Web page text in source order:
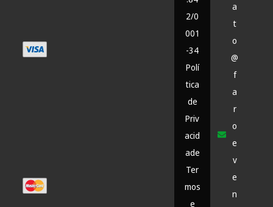
2/0
001
-34
Polí
tica
de
Priv
acid
ade
Ter
mos
e
a
t
o
@
f
a
r
o
e
v
e
n